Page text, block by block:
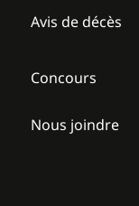
Avis de décès
Concours
Nous joindre